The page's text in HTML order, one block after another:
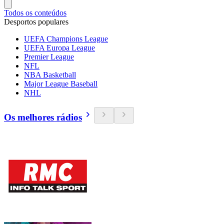
Todos os conteúdos
Desportos populares
UEFA Champions League
UEFA Europa League
Premier League
NFL
NBA Basketball
Major League Baseball
NHL
Os melhores rádios